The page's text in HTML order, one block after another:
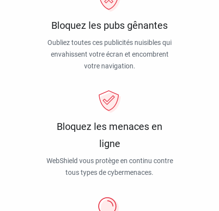
Bloquez les pubs gênantes
Oubliez toutes ces publicités nuisibles qui
envahissent votre écran et encombrent
votre navigation.
Bloquez les menaces en
ligne
WebShield vous protège en continu contre
tous types de cybermenaces.